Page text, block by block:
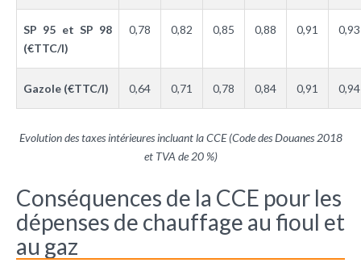
SP 95 et SP 98
(€TTC/l)
0,78 0,82 0,85 0,88 0,91 0,93
Gazole (€TTC/l) 0,64 0,71 0,78 0,84 0,91 0,94
Evolution des taxes intérieures incluant la CCE (Code des Douanes 2018
et TVA de 20 %)
Conséquences de la CCE pour les
dépenses de chauffage au fioul et
au gaz